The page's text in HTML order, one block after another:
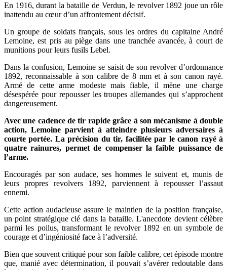
En 1916, durant la bataille de Verdun, le revolver 1892 joue un rôle
inattendu au cœur d’un affrontement décisif.
Un groupe de soldats français, sous les ordres du capitaine André
Lemoine, est pris au piège dans une tranchée avancée, à court de
munitions pour leurs fusils Lebel.
Dans la confusion, Lemoine se saisit de son revolver d’ordonnance
1892, reconnaissable à son calibre de 8 mm et à son canon rayé.
Armé de cette arme modeste mais fiable, il mène une charge
désespérée pour repousser les troupes allemandes qui s’approchent
dangereusement.
Avec une cadence de tir rapide grâce à son mécanisme à double
action, Lemoine parvient à atteindre plusieurs adversaires à
courte portée. La précision du tir, facilitée par le canon rayé à
quatre rainures, permet de compenser la faible puissance de
l’arme.
Encouragés par son audace, ses hommes le suivent et, munis de
leurs propres revolvers 1892, parviennent à repousser l’assaut
ennemi.
Cette action audacieuse assure le maintien de la position française,
un point stratégique clé dans la bataille. L'anecdote devient célèbre
parmi les poilus, transformant le revolver 1892 en un symbole de
courage et d’ingéniosité face à l’adversité.
Bien que souvent critiqué pour son faible calibre, cet épisode montre
que, manié avec détermination, il pouvait s’avérer redoutable dans